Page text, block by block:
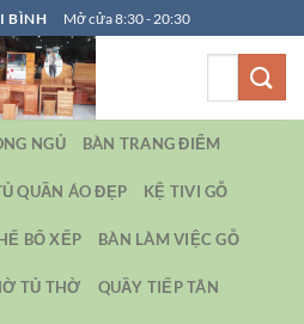
BÌNH Mở cửa 8:30 - 20:30
NGỦ BÀN TRANG ĐIỂM
QUẦN ÁO ĐẸP KỆ TIVI GỖ
BỐ XẾP BÀN LÀM VIỆC GỖ
TỦ THỜ QUẦY TIẾP TÂN